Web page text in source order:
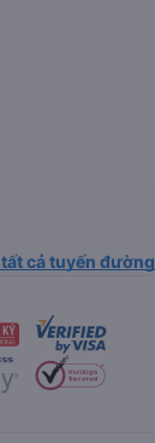
tất cả tuyến đường